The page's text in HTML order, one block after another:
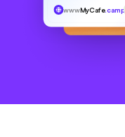
wwwMyCafe.camp